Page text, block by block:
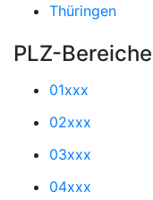
Thüringen
PLZ-Bereiche
01xxx
02xxx
03xxx
04xxx